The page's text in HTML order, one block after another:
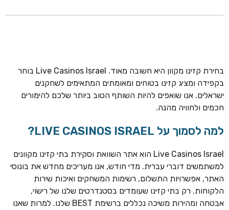
בחירת קזינו מקוון היא חשובה מאוד. Live Casinos Israel בוחר
בקפידה ומציג קזינו בטוחים ומאומתים המתאימים לשחקנים
ישראלים. אנו שואפים להיות השותף הטוב ביותר שלכם להימורים
חכמים ולחוויה מהנה.
למה לסמוך על LIVE CASINOS ISRAEL?
Live Casinos Israel הוא אתר השוואת וסקירת בתי קזינו מקוונים
למשתמשים דוברי עברית. מדי חודש, אנו מעריכים מחדש את בונוסי
האתר, אפשרויות התשלום, רשימות המשחקים ואיכות שירות
הלקוחות. רק בתי קזינו שעומדים בסטנדרטים שלנו של רישוי,
אבטחה ומהירות משיכה נכללים ברשימת BEST שלנו. למרות שאנו